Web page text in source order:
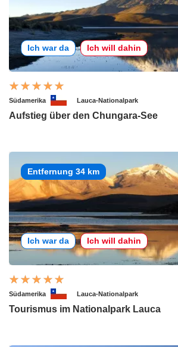
Ich war da Ich will dahin
Südamerika Lauca-Nationalpark
Aufstieg über den Chungara-See
Entfernung 34 km
Ich war da Ich will dahin
Südamerika Lauca-Nationalpark
Tourismus im Nationalpark Lauca